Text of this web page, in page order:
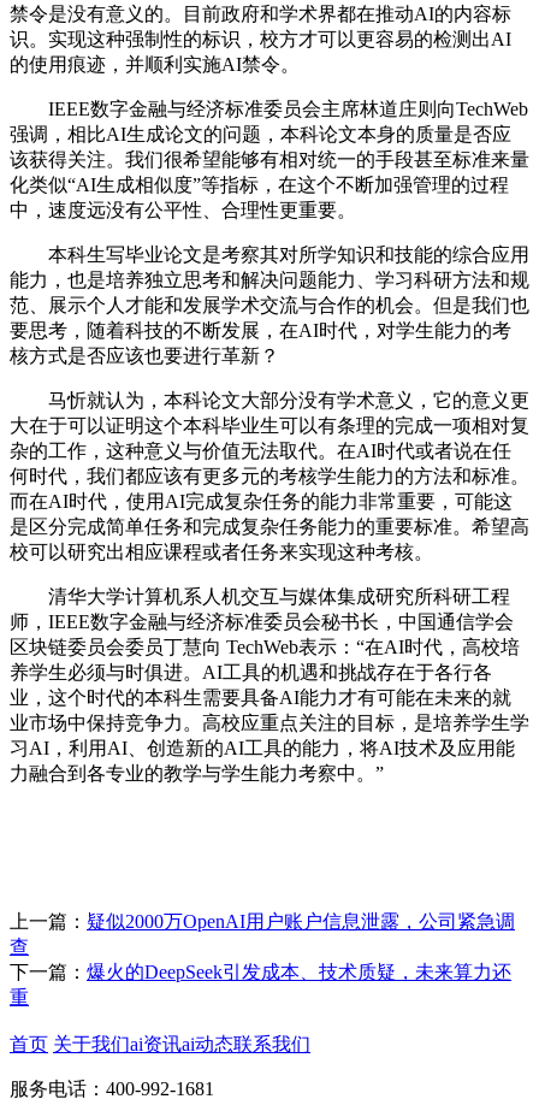
禁令是没有意义的。目前政府和学术界都在推动AI的内容标
识。实现这种强制性的标识，校方才可以更容易的检测出AI
的使用痕迹，并顺利实施AI禁令。
IEEE数字金融与经济标准委员会主席林道庄则向TechWeb
强调，相比AI生成论文的问题，本科论文本身的质量是否应
该获得关注。我们很希望能够有相对统一的手段甚至标准来量
化类似“AI生成相似度”等指标，在这个不断加强管理的过程
中，速度远没有公平性、合理性更重要。
本科生写毕业论文是考察其对所学知识和技能的综合应用
能力，也是培养独立思考和解决问题能力、学习科研方法和规
范、展示个人才能和发展学术交流与合作的机会。但是我们也
要思考，随着科技的不断发展，在AI时代，对学生能力的考
核方式是否应该也要进行革新？
马忻就认为，本科论文大部分没有学术意义，它的意义更
大在于可以证明这个本科毕业生可以有条理的完成一项相对复
杂的工作，这种意义与价值无法取代。在AI时代或者说在任
何时代，我们都应该有更多元的考核学生能力的方法和标准。
而在AI时代，使用AI完成复杂任务的能力非常重要，可能这
是区分完成简单任务和完成复杂任务能力的重要标准。希望高
校可以研究出相应课程或者任务来实现这种考核。
清华大学计算机系人机交互与媒体集成研究所科研工程
师，IEEE数字金融与经济标准委员会秘书长，中国通信学会
区块链委员会委员丁慧向 TechWeb表示：“在AI时代，高校培
养学生必须与时俱进。AI工具的机遇和挑战存在于各行各
业，这个时代的本科生需要具备AI能力才有可能在未来的就
业市场中保持竞争力。高校应重点关注的目标，是培养学生学
习AI，利用AI、创造新的AI工具的能力，将AI技术及应用能
力融合到各专业的教学与学生能力考察中。”
上一篇： 疑似2000万OpenAI用户账户信息泄露，公司紧急调
查
下一篇： 爆火的DeepSeek引发成本、技术质疑，未来算力还
重
首页 关于我们ai资讯ai动态联系我们
服务电话：400-992-1681